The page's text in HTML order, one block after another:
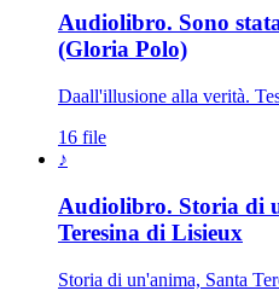
Audiolibro. Sono
(Gloria Polo)
Daall'illusione alla verità.
16 file
♪
Audiolibro. Storia di
Teresina di Lisieux
Storia di un'anima, Santa